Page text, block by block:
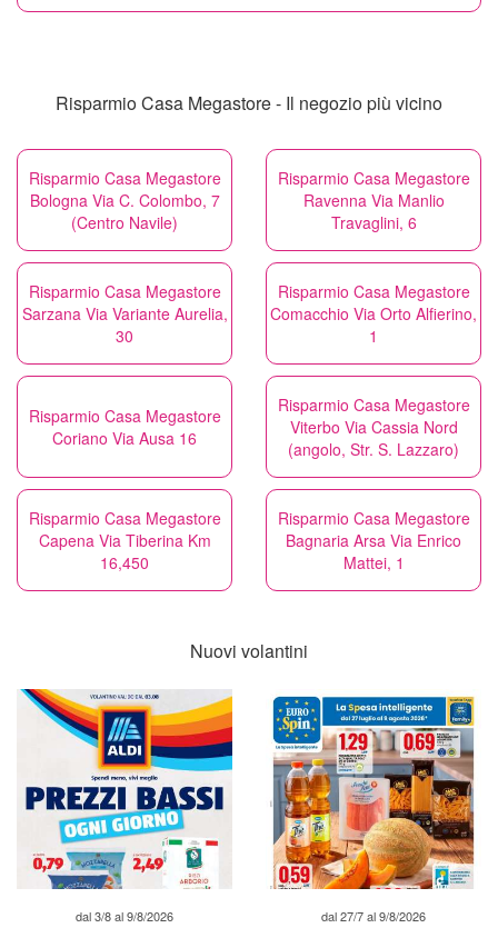
Risparmio Casa Megastore - Il negozio più vicino
Risparmio Casa Megastore
Bologna Via C. Colombo, 7
(Centro Navile)
Risparmio Casa Megastore
Ravenna Via Manlio
Travaglini, 6
Risparmio Casa Megastore
Sarzana Via Variante Aurelia,
30
Risparmio Casa Megastore
Comacchio Via Orto Alfierino,
1
Risparmio Casa Megastore
Coriano Via Ausa 16
Risparmio Casa Megastore
Viterbo Via Cassia Nord
(angolo, Str. S. Lazzaro)
Risparmio Casa Megastore
Capena Via Tiberina Km
16,450
Risparmio Casa Megastore
Bagnaria Arsa Via Enrico
Mattei, 1
Nuovi volantini
dal 3/8 al 9/8/2026 dal 27/7 al 9/8/2026